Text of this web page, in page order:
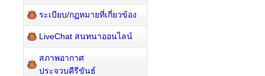
ระเบียบ/กฏหมายที่เกี่ยวข้อง
LiveChat สนทนาออนไลน์
สภาพอากาศ
ประจวบคีรีขันธ์